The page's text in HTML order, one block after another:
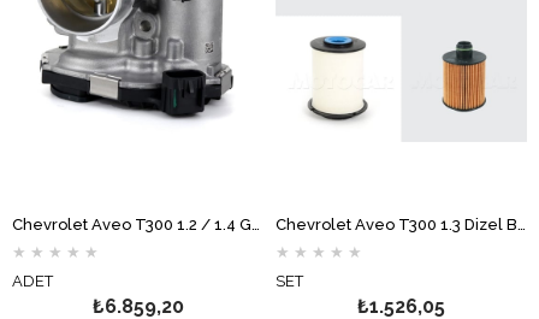
★ ★ ★ ★ ★
ADET
₺6.859,20
★ ★ ★ ★ ★
SET
₺1.526,05